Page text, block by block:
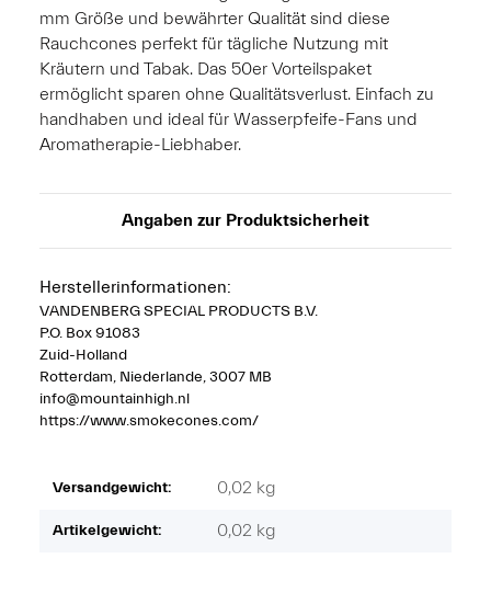
mm Größe und bewährter Qualität sind diese
Rauchcones perfekt für tägliche Nutzung mit
Kräutern und Tabak. Das 50er Vorteilspaket
ermöglicht sparen ohne Qualitätsverlust. Einfach zu
handhaben und ideal für Wasserpfeife-Fans und
Aromatherapie-Liebhaber.
Angaben zur Produktsicherheit
Herstellerinformationen:
VANDENBERG SPECIAL PRODUCTS B.V.
P.O. Box 91083
Zuid-Holland
Rotterdam, Niederlande, 3007 MB
info@mountainhigh.nl
https://www.smokecones.com/
Versandgewicht: 0,02 kg
Artikelgewicht: 0,02 kg